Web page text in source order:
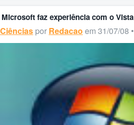
Microsoft faz experiência com o Vista
Ciências por Redacao em 31/07/08 •